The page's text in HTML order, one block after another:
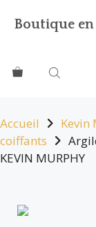
Boutique
Accueil Kevin
coiffants
KEVIN MURPHY